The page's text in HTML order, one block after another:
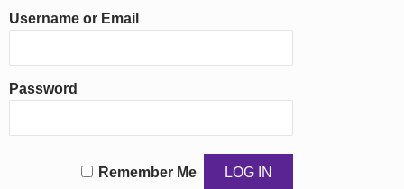
Username or Email
Password
Remember Me